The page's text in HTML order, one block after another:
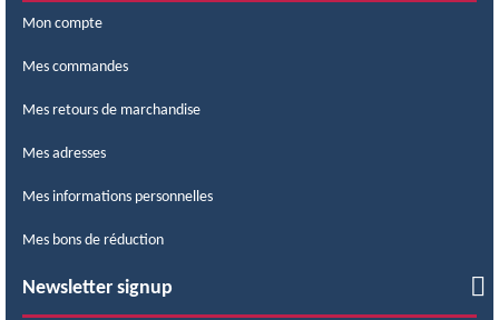
Mon compte
Mes commandes
Mes retours de marchandise
Mes adresses
Mes informations personnelles
Mes bons de réduction
Newsletter signup